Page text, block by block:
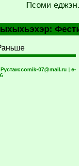
Псоми
comik-07@mail.ru | e-